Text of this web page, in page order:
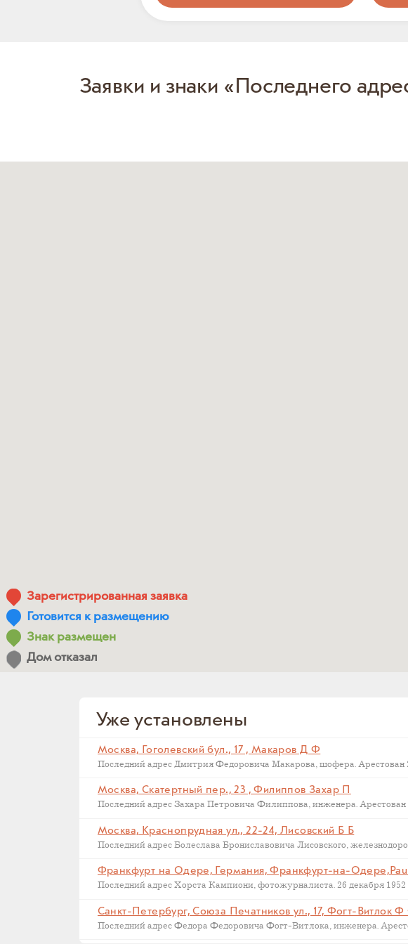
Заявки и знаки «Последнего
Зарегистрированная заявка
Готовится к размещению
Знак размещен
Дом отказал
Уже установлены
Москва, Гоголевский бул., 17 , Макаров Д Ф
Москва, Скатертный пер., 23 , Филиппов Захар П
Москва, Краснопрудная ул., 22-24, Лисовский Б Б
Последний адрес Болеслава Брониславовича Лисовского,
Санкт-Петербург, Союза Печатников ул., 17, Фогт-Витлок